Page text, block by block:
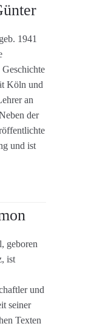
1941
Köln und
an
der
und ist
geboren
ist
und
seiner
Texten